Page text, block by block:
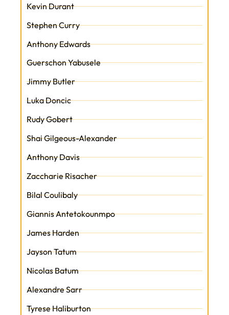
Kevin Durant
Stephen Curry
Anthony Edwards
Guerschon Yabusele
Jimmy Butler
Luka Doncic
Rudy Gobert
Shai Gilgeous-Alexander
Anthony Davis
Zaccharie Risacher
Bilal Coulibaly
Giannis Antetokounmpo
James Harden
Jayson Tatum
Nicolas Batum
Alexandre Sarr
Tyrese Haliburton